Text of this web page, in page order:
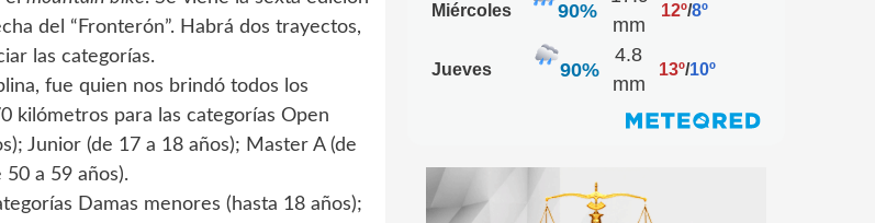
del “Fronterón”. Habrá dos trayectos,
las categorías.
fue quien nos brindó todos los
kilómetros para las categorías Open
Junior (de 17 a 18 años); Master A (de
a 59 años).
Damas menores (hasta 18 años);
Miércoles 90%
mm
12º/8º
Jueves 90%
4.8
mm
13º/10º